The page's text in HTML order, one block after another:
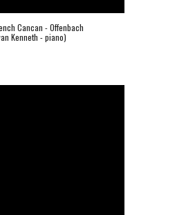
Cancan - Offenbach
Kenneth - piano)